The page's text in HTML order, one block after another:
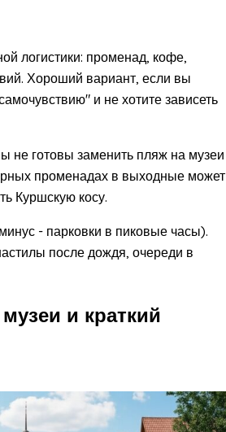
логистики: променад, кофе,
Хороший вариант, если вы
и не хотите зависеть
не готовы заменить пляж на музеи
променадах в выходные может
Куршскую косу.
- парковки в пиковые часы).
после дождя, очереди в
и краткий